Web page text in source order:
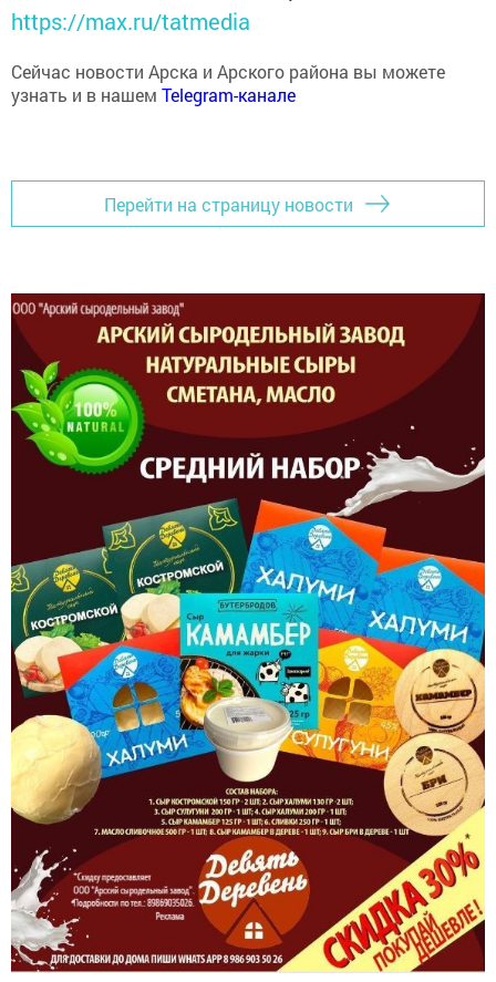
https://max.ru/tatmedia
Сейчас новости Арска и Арского района вы можете
узнать и в нашем Telegram-канале
Перейти на страницу новости